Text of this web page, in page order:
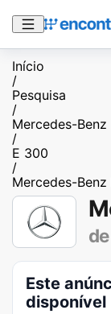
Início
/
Pesquisa
/
Mercedes-Benz
/
E 300
/
Mercedes-
Este
disponível